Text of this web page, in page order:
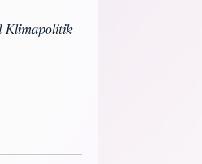
Klimapolitik